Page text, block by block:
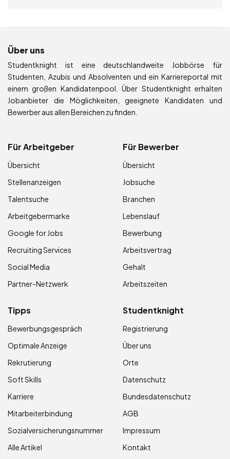
Über uns
Studentknight ist eine deutschlandweite Jobbörse für
Studenten, Azubis und Absolventen und ein Karriereportal mit
einem großen Kandidatenpool. Über Studentknight erhalten
Jobanbieter die Möglichkeiten, geeignete Kandidaten und
Bewerber aus allen Bereichen zu finden.
Für Arbeitgeber
Übersicht
Stellenanzeigen
Talentsuche
Arbeitgebermarke
Google for Jobs
Recruiting Services
Social Media
Partner-Netzwerk
Für Bewerber
Übersicht
Jobsuche
Branchen
Lebenslauf
Bewerbung
Arbeitsvertrag
Gehalt
Arbeitszeiten
Tipps
Bewerbungsgespräch
Optimale Anzeige
Rekrutierung
Soft Skills
Karriere
Mitarbeiterbindung
Sozialversicherungsnummer
Alle Artikel
Studentknight
Registrierung
Über uns
Orte
Datenschutz
Bundesdatenschutz
AGB
Impressum
Kontakt